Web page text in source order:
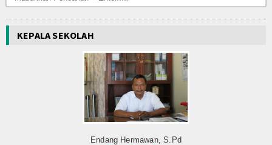
KEPALA SEKOLAH
Endang Hermawan, S.Pd